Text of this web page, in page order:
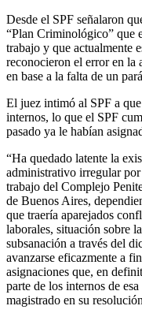
Desde el SPF señalaron
“Plan Criminológico” que
trabajo y que actualmente
reconocieron el error en la
en base a la falta de un
El juez intimó al SPF a
internos, lo que el SPF
pasado ya le habían
“Ha quedado latente la
administrativo irregular por
trabajo del Complejo
de Buenos Aires,
que traería aparejados
laborales, situación sobre
subsanación a través del
avanzarse eficazmente a
asignaciones que, en
parte de los internos de
magistrado en su